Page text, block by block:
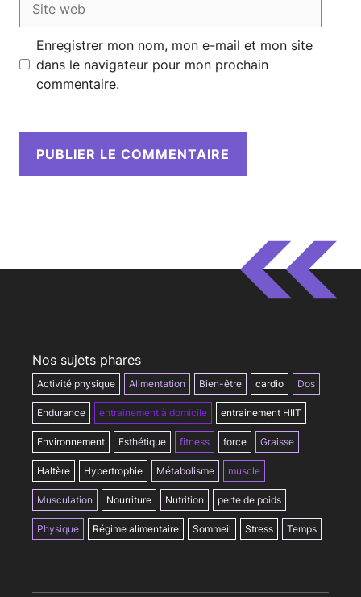
web
Enregistrer mon nom, mon e-mail et mon site
dans le navigateur pour mon prochain
commentaire.
Nos sujets phares
Activité physique Alimentation Bien-être cardio Dos
Endurance entrainement à domicile entrainement HIIT
Environnement Esthétique fitness force Graisse
Haltère Hypertrophie Métabolisme muscle
Musculation Nourriture Nutrition perte de poids
Physique Régime alimentaire Sommeil Stress Temps